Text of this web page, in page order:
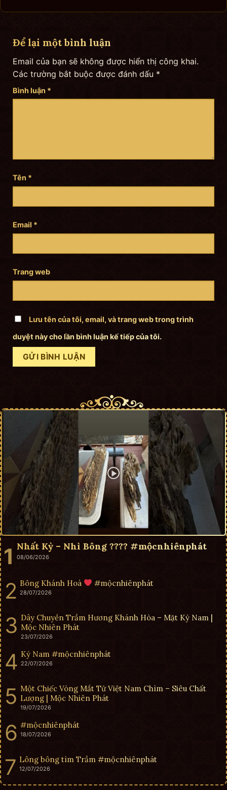
Để lại một bình luận
Email của bạn sẽ không được hiển thị công khai.
Các trường bắt buộc được đánh dấu *
Bình luận *
Tên *
Email *
Trang web
Lưu tên của tôi, email, và trang web trong trình
duyệt này cho lần bình luận kế tiếp của tôi.
Nhất Kỳ – Nhì Bông ???? #mộcnhiênphát
08/06/2026
Bông Khánh Hoà #mộcnhiênphát
28/07/2026
Dây Chuyền Trầm Hương Khánh Hòa – Mặt Kỳ Nam |
Mộc Nhiên Phát
23/07/2026
Kỳ Nam #mộcnhiênphát
22/07/2026
Một Chiếc Vòng Mắt Tử Việt Nam Chìm – Siêu Chất
Lượng | Mộc Nhiên Phát
19/07/2026
#mộcnhiênphát
18/07/2026
Lông bông tìm Trầm #mộcnhiênphát
12/07/2026